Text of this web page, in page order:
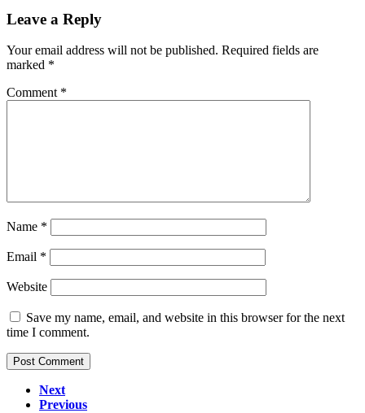
Leave a Reply
Your email address will not be published. Required fields are
marked *
Comment *
Name *
Email *
Website
Save my name, email, and website in this browser for the next
time I comment.
Next
Previous